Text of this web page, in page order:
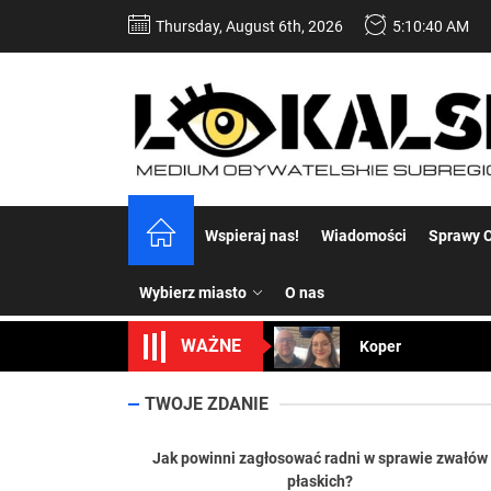
Thursday, August 6th, 2026 5:10:41 AM
Wspieraj nas! Wiadomości Sprawy
Wybierz miasto O nas
WAŻNE
Koper – część 2.
Uwaga Dębieńsko
TWOJE ZDANIE
Jak powinni zagłosować radni w sprawie zwałów
płaskich?